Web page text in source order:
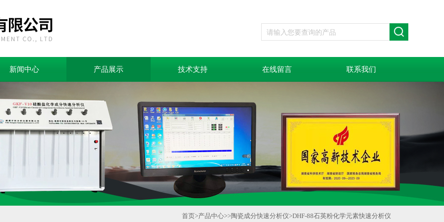
新闻中心 产品展示 技术支持 在线留言 联系我们
首页>产品中心>>陶瓷成分快速分析仪>DHF-88石英粉化学元素快速分析仪